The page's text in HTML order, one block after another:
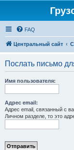
FAQ
Центральный сайт
Послать письмо
Имя пользователя:
Адрес email:
Адрес email, связанный с
Личном разделе, то это